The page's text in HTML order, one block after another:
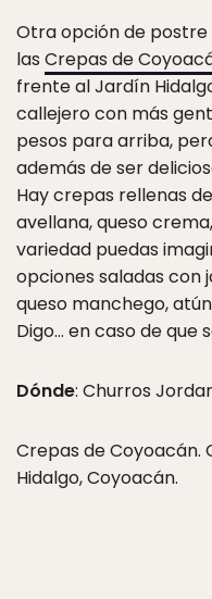
Otra opción de
las Crepas de
frente al Jardín
callejero con más
pesos para arriba,
además de ser
Hay crepas rellenas
avellana, queso
variedad puedas
opciones saladas con
queso manchego,
Digo… en caso de que
Dónde: Churros
Crepas de
Hidalgo, Coyoacán.